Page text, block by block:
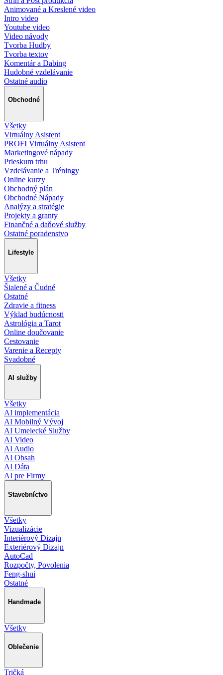
Animované a Kreslené video
Intro video
Youtube video
Video návody
Tvorba Hudby
Tvorba textov
Komentár a Dabing
Hudobné vzdelávanie
Ostatné audio
Obchodné
Všetky
Virtuálny Asistent
PROFI Virtuálny Asistent
Marketingové nápady
Prieskum trhu
Vzdelávanie a Tréningy
Online kurzy
Obchodný plán
Obchodné Nápady
Analýzy a stratégie
Projekty a granty
Finančné a daňové služby
Ostatné poradenstvo
Lifestyle
Všetky
Šialené a Čudné
Ostatné
Zdravie a fitness
Výklad budúcnosti
Astrológia a Tarot
Online doučovanie
Cestovanie
Varenie a Recepty
Svadobné
AI služby
Všetky
AI implementácia
AI Mobilný Vývoj
AI Umelecké Služby
AI Video
AI Audio
AI Obsah
AI Dáta
AI pre Firmy
Stavebníctvo
Všetky
Vizualizácie
Interiérový Dizajn
Exteriérový Dizajn
AutoCad
Rozpočty, Povolenia
Feng-shui
Ostatné
Handmade
Všetky
Oblečenie
Tričká